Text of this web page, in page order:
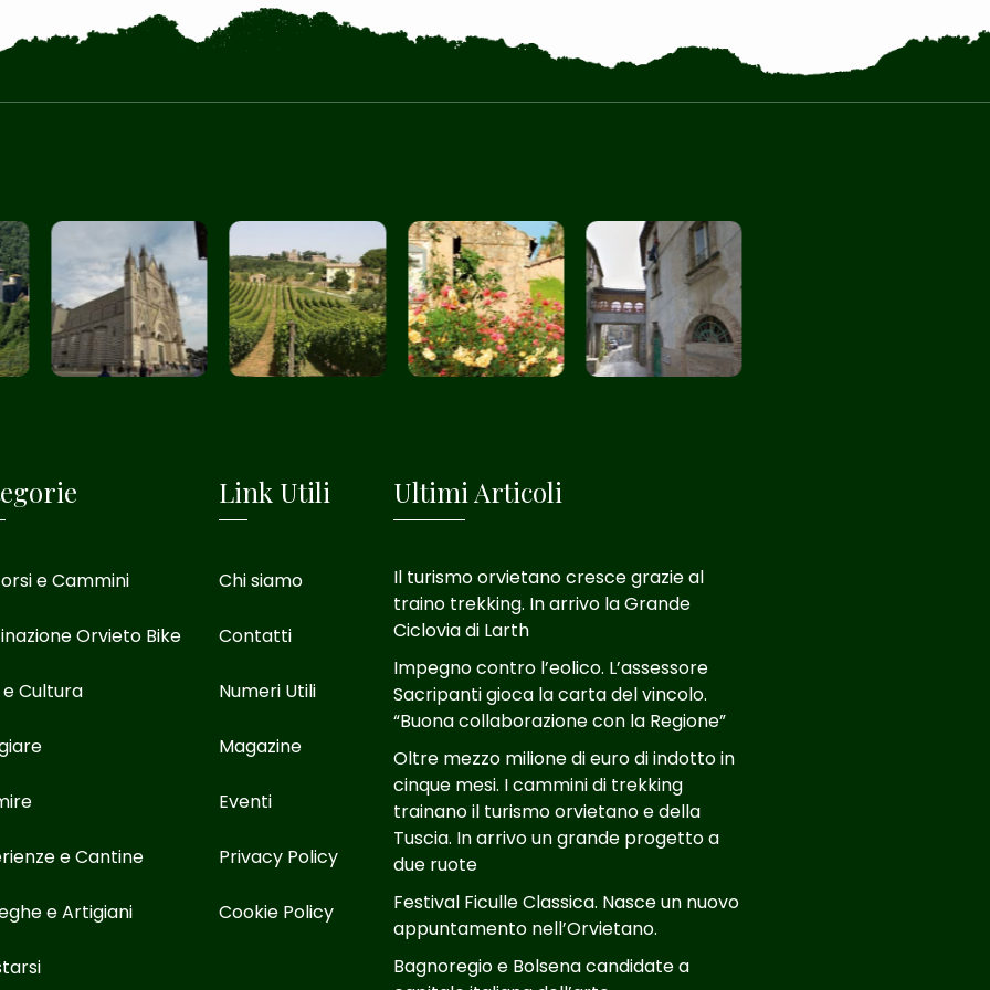
e Cammini
Orvieto Bike
Cultura
e Cantine
e Artigiani
Link Utili
Chi siamo
Contatti
Numeri Utili
Magazine
Eventi
Privacy Policy
Cookie Policy
Ultimi Articoli
Il turismo orvietano cresce grazie al
traino trekking. In arrivo la Grande
Ciclovia di Larth
Impegno contro l’eolico. L’assessore
Sacripanti gioca la carta del vincolo.
“Buona collaborazione con la Regione”
Oltre mezzo milione di euro di indotto in
cinque mesi. I cammini di trekking
trainano il turismo orvietano e della
Tuscia. In arrivo un grande progetto a
due ruote
Festival Ficulle Classica. Nasce un nuovo
appuntamento nell’Orvietano.
Bagnoregio e Bolsena candidate a